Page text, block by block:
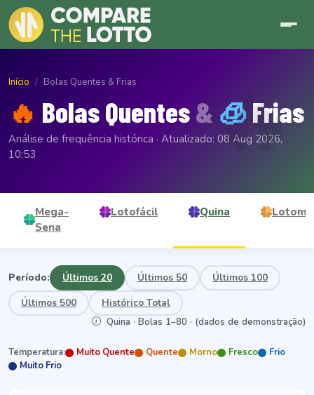
🔥
Início Bolas Quentes & Frias
🔥 Bolas Quentes& 🧊Frias
Análise de frequência histórica · Atualizado: 08 Aug 2026,
10:53
Mega-
Sena
Lotofácil Quina
Período: Últimos 20 Últimos 50
Últimos 100
Últimos 500
Histórico Total
Quina · Bolas 1–80 · (dados de demonstração)
Temperatura: Muito Quente Quente Morno Fresco
Frio
Muito Frio